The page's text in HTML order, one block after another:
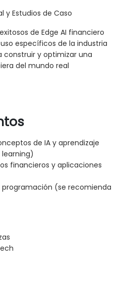
y Estudios de Caso
de Edge AI financiero
específicos de la industria
y optimizar una
del mundo real
de IA y aprendizaje
financieros y aplicaciones
programación (se recomienda